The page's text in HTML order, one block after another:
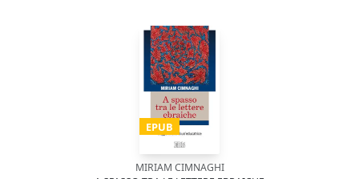
EPUB
MIRIAM CIMNAGHI